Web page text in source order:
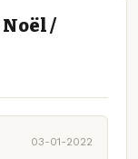
/
03-01-2022